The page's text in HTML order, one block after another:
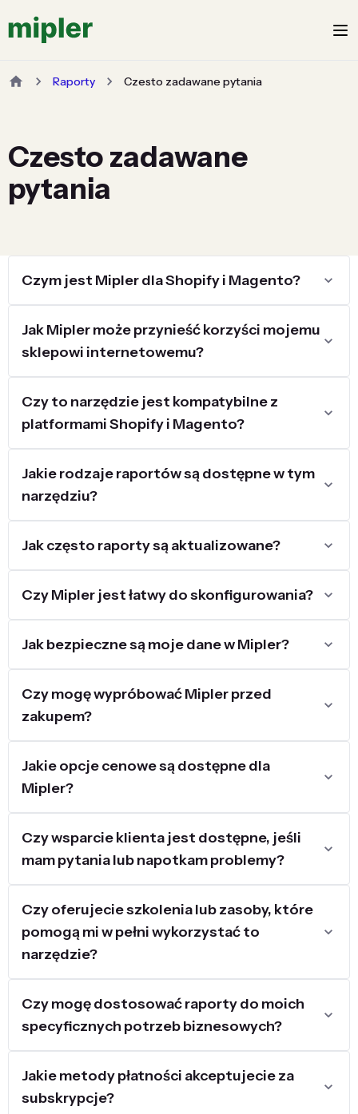
Raporty Czesto zadawane pytania
Czesto zadawane
pytania
Czym jest Mipler dla Shopify i Magento?
Jak Mipler może przynieść korzyści mojemu
sklepowi internetowemu?
Czy to narzędzie jest kompatybilne z
platformami Shopify i Magento?
Jakie rodzaje raportów są dostępne w tym
narzędziu?
Jak często raporty są aktualizowane?
Czy Mipler jest łatwy do skonfigurowania?
Jak bezpieczne są moje dane w Mipler?
Czy mogę wypróbować Mipler przed
zakupem?
Jakie opcje cenowe są dostępne dla
Mipler?
Czy wsparcie klienta jest dostępne, jeśli
mam pytania lub napotkam problemy?
Czy oferujecie szkolenia lub zasoby, które
pomogą mi w pełni wykorzystać to
narzędzie?
Czy mogę dostosować raporty do moich
specyficznych potrzeb biznesowych?
Jakie metody płatności akceptujecie za
subskrypcje?